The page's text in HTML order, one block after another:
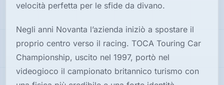
velocità perfetta per le sfide da divano.
Negli anni Novanta l’azienda iniziò a spostare il
proprio centro verso il racing. TOCA Touring Car
Championship, uscito nel 1997, portò nel
videogioco il campionato britannico turismo con